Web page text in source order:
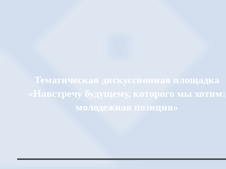
Тематическая дискуссионная площадка
«Навстречу будущему, которого мы хотим:
молодежная позиция»